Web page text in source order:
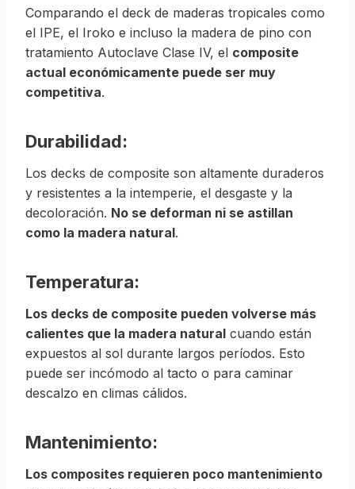
Comparando el deck de maderas tropicales como
el IPE, el Iroko e incluso la madera de pino con
tratamiento Autoclave Clase IV, el composite
actual económicamente puede ser muy
competitiva.
Durabilidad:
Los decks de composite son altamente duraderos
y resistentes a la intemperie, el desgaste y la
decoloración. No se deforman ni se astillan
como la madera natural.
Temperatura:
Los decks de composite pueden volverse más
calientes que la madera natural cuando están
expuestos al sol durante largos períodos. Esto
puede ser incómodo al tacto o para caminar
descalzo en climas cálidos.
Mantenimiento:
Los composites requieren poco mantenimiento